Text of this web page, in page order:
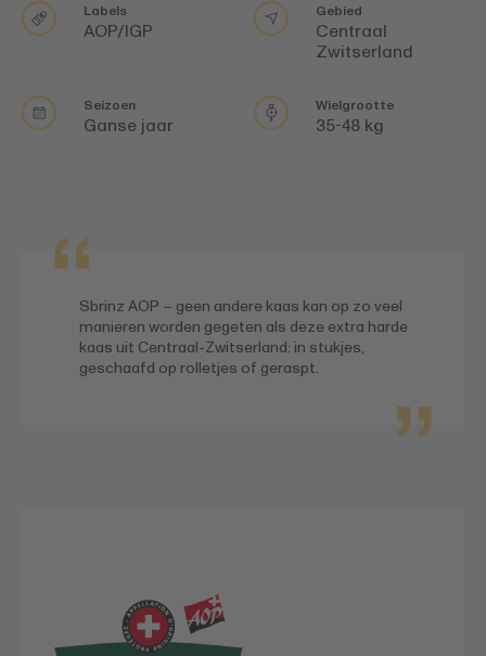
Labels
AOP/IGP
Gebied
Centraal
Zwitserland
Seizoen
Ganse jaar
Wielgrootte
35-48 kg
Sbrinz AOP – geen andere kaas kan op zo veel
manieren worden gegeten als deze extra harde
kaas uit Centraal-Zwitserland: in stukjes,
geschaafd op rolletjes of geraspt.